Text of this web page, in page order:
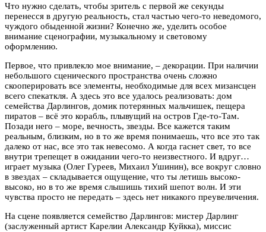
Что нужно сделать, чтобы зритель с первой же секунды
перенесся в другую реальность, стал частью чего-то неведомого,
чуждого обыденной жизни? Конечно же, уделить особое
внимание сценографии, музыкальному и световому
оформлению.
Первое, что привлекло мое внимание, – декорации. При наличии
небольшого сценического пространства очень сложно
скооперировать все элементы, необходимые для всех мизансцен
всего спекаткля. А здесь это все удалось реализовать: дом
семейства Дарлингов, домик потерянных мальчишек, пещера
пиратов – всё это корабль, плывущий на остров Где-то-Там.
Позади него – море, вечность, звезды. Все кажется таким
реальным, близким, но в то же время понимаешь, что все это так
далеко от нас, все это так невесомо. А когда гаснет свет, то все
внутри трепещет в ожидании чего-то неизвестного. И вдруг…
играет музыка (Олег Гуреев, Михаил Ушинин), все вокруг словно
в звездах – складывается ощущение, что ты летишь высоко-
высоко, но в то же время слышишь тихий шепот волн. И эти
чувства просто не передать – здесь нет никакого преувеличения.
На сцене появляется семейство Дарлингов: мистер Дарлинг
(заслуженный артист Карелии Александр Куйкка), миссис